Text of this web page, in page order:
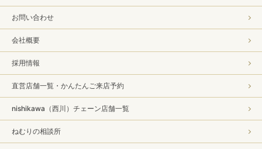
お問い合わせ
会社概要
採用情報
直営店舗一覧・かんたんご来店予約
nishikawa（西川）チェーン店舗一覧
ねむりの相談所